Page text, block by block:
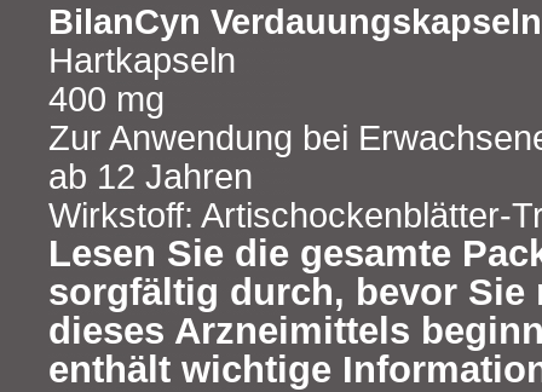
BilanCyn Verdauungskapseln
Hartkapseln
400 mg
Zur Anwendung bei
ab 12 Jahren
Wirkstoff: Artischockenblätter-
Lesen Sie die gesamte
sorgfältig durch, bevor Sie
dieses Arzneimittels
enthält wichtige